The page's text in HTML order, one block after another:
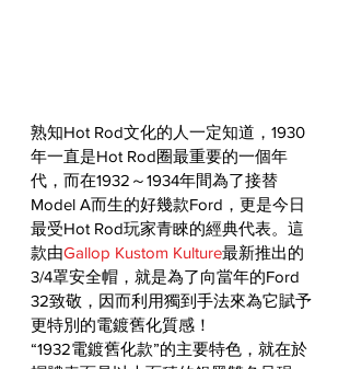
熟知Hot Rod文化的人一定知道，1930
年一直是Hot Rod圈最重要的一個年
代，而在1932～1934年間為了接替
Model A而生的好幾款Ford，更是今日
最受Hot Rod玩家青睞的經典代表。這
款由Gallop Kustom Kulture最新推出的
3/4罩安全帽，就是為了向當年的Ford
32致敬，因而利用獨到手法來為它賦予
更特別的電鍍舊化質感！
“1932電鍍舊化款”的主要特色，就在於